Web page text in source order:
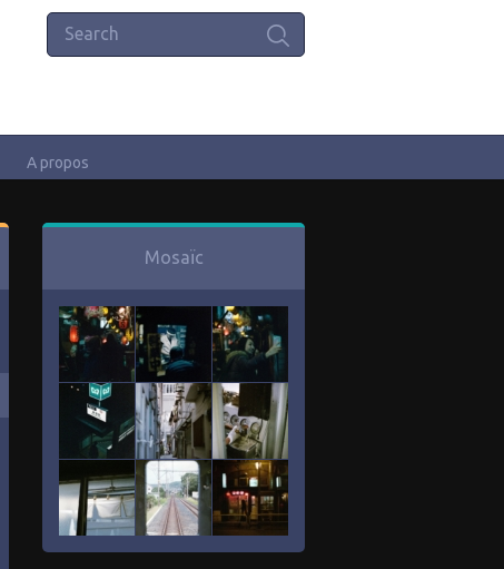
A propos
Mosaïc